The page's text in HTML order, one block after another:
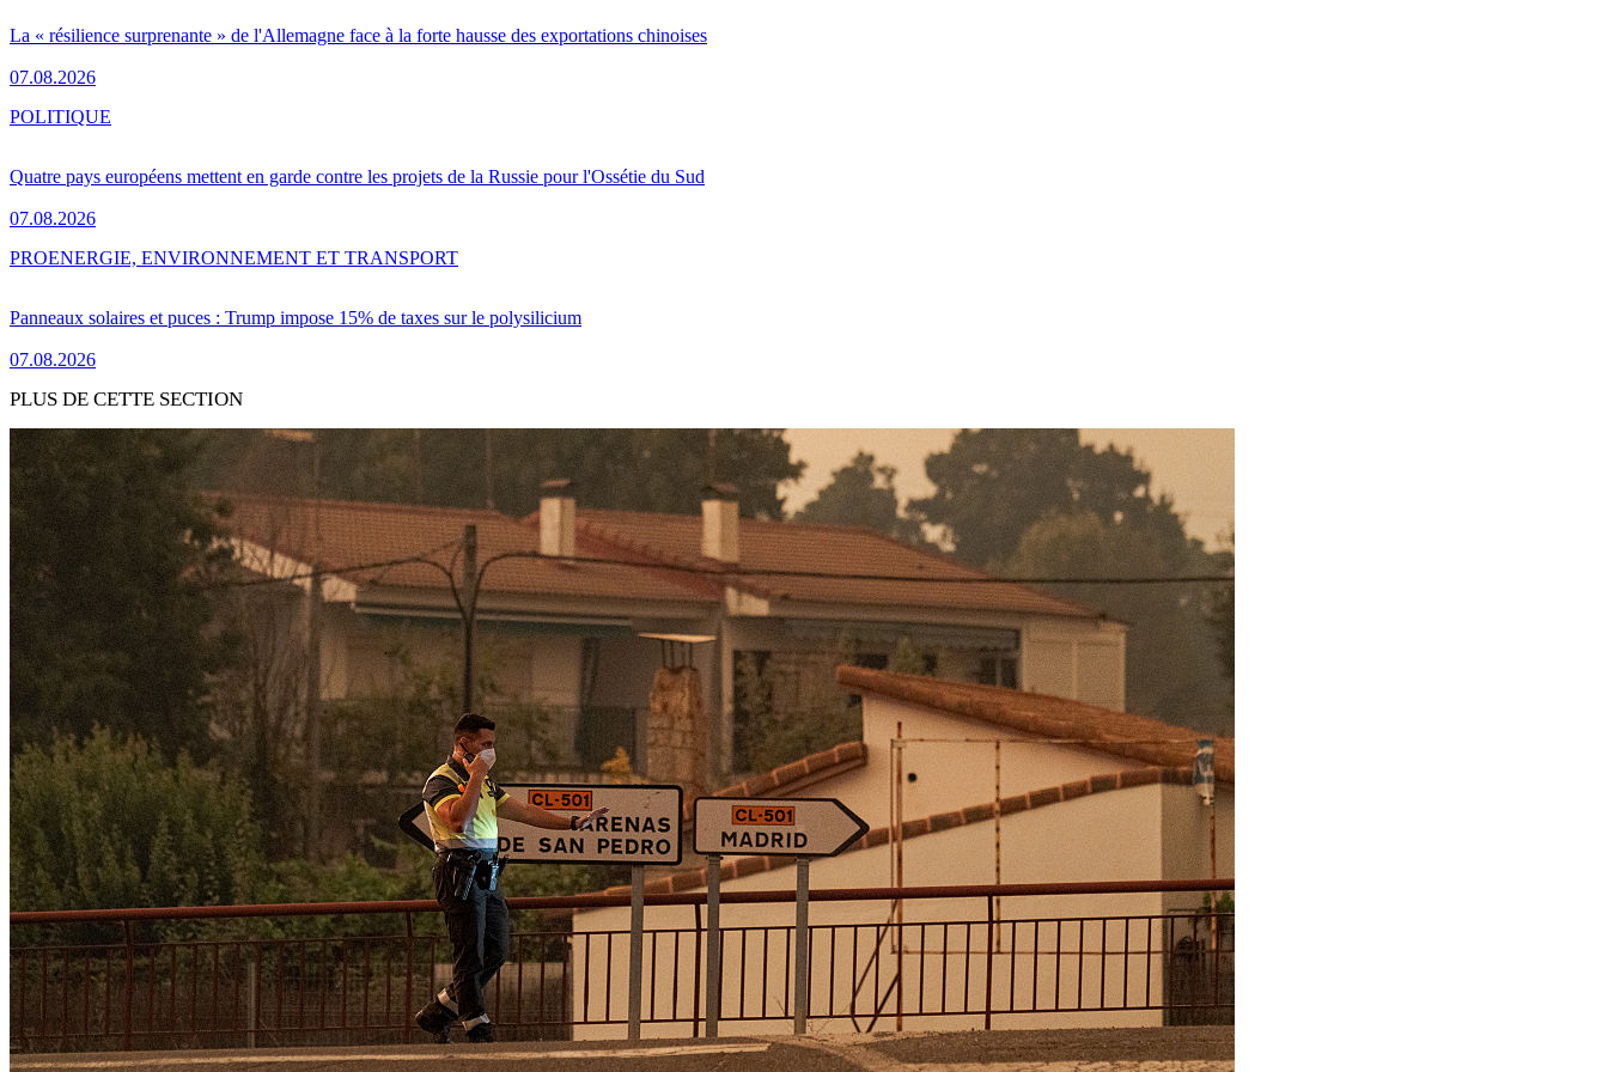
La « résilience surprenante » de l'Allemagne face à la forte hausse des exportations chinoises
07.08.2026
Quatre pays européens mettent en garde contre les projets de la Russie pour l'Ossétie du Sud
07.08.2026
POLITIQUE
Panneaux solaires et puces : Trump impose 15% de taxes sur le polysilicium
07.08.2026
PROENERGIE, ENVIRONNEMENT ET TRANSPORT
PLUS DE CETTE SECTION